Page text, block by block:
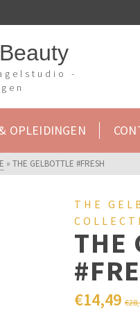
-
OPLEIDINGEN
» THE GELBOTTLE #FRESH
THE
THE
€
€14,49